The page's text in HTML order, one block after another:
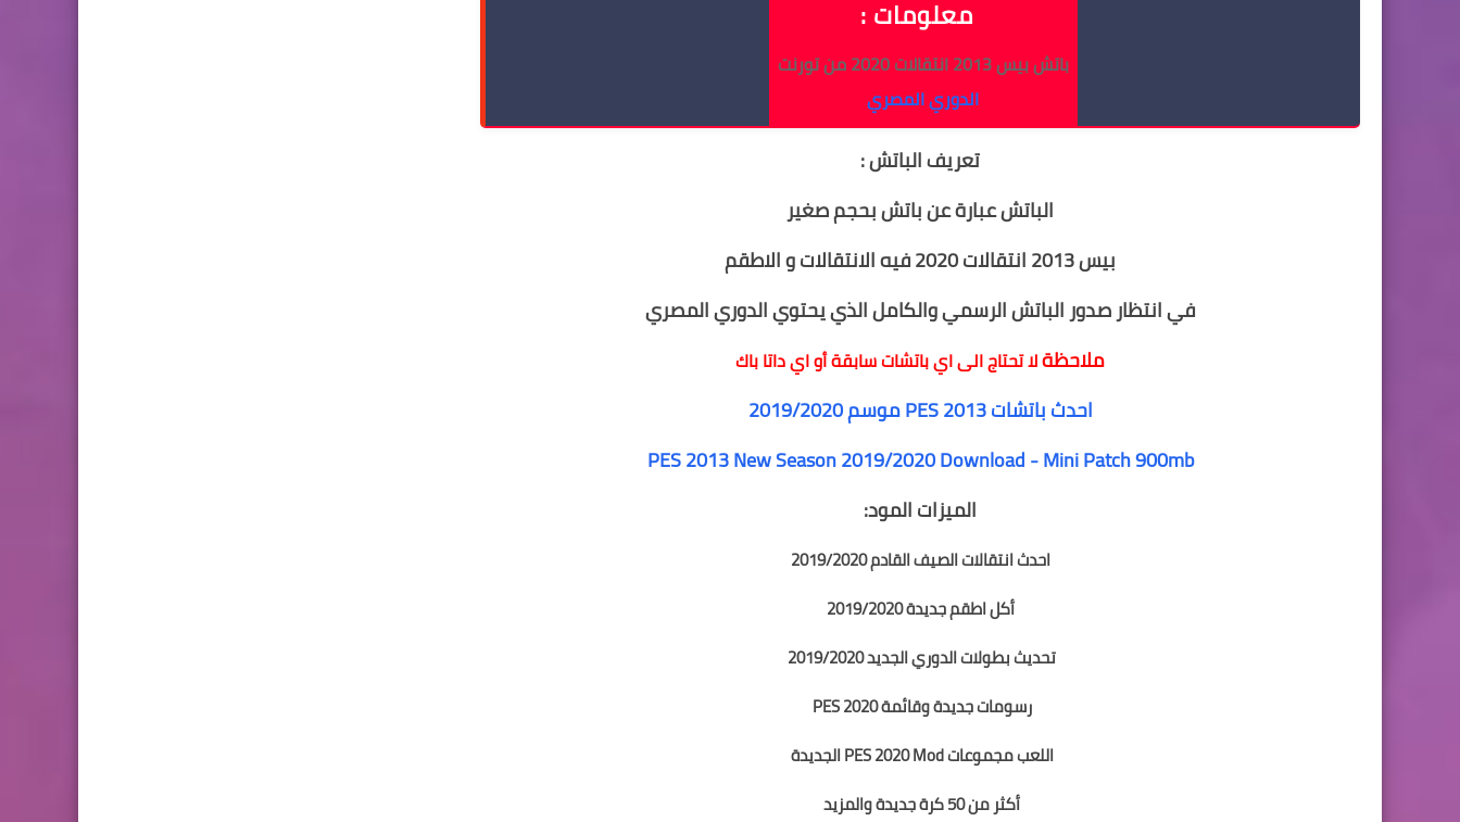
معلومات :
باتش بيس 2013 انتقالات 2020 من تورنت
الدوري المصري
تعريف الباتش :
الباتش عبارة عن باتش بحجم صغير
بيس 2013 انتقالات 2020 فيه الانتقالات و الاطقم
في انتظار صدور الباتش الرسمي والكامل الذي يحتوي الدوري المصري
ملاحظةلا تحتاج الى اي باتشات سابقة أو اي داتا باك
احدث باتشات PES 2013 موسم 2019/2020
PES 2013 New Season 2019/2020 Download - Mini Patch 900mb
الميزات المود:
احدث انتقالات الصيف القادم 2019/2020
أكل اطقم جديدة 2019/2020
تحديث بطولات الدوري الجديد 2019/2020
رسومات جديدة وقائمة PES 2020
اللعب مجموعات PES 2020 Mod الجديدة
أكثر من 50 كرة جديدة والمزيد